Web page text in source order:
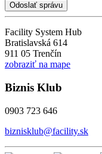
Odoslať správu
Facility System Hub
Bratislavská 614
911 05 Trenčín
zobraziť na mape
Biznis Klub
0903 723 646
biznisklub@facility.sk